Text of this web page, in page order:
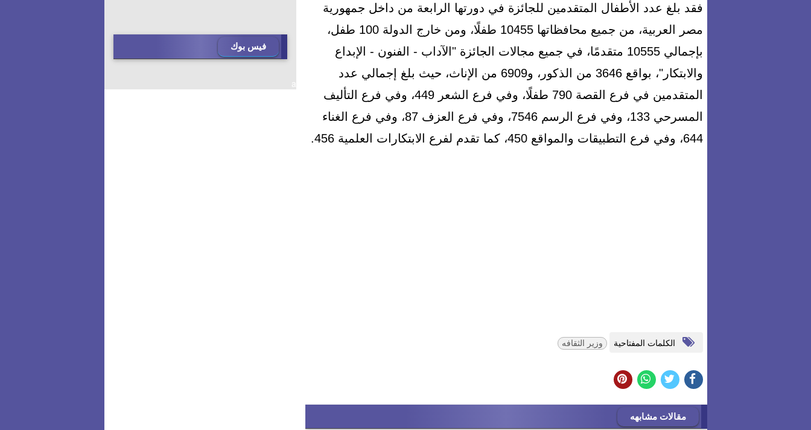
فقد بلغ عدد الأطفال المتقدمين للجائزة في دورتها الرابعة من داخل جمهورية
مصر العربية، من جميع محافظاتها 10455 طفلًا، ومن خارج الدولة 100 طفل،
بإجمالي 10555 متقدمًا، في جميع مجالات الجائزة "الآداب - الفنون - الإبداع
والابتكار"، بواقع 3646 من الذكور، و6909 من الإناث، حيث بلغ إجمالي عدد
المتقدمين في فرع القصة 790 طفلًا، وفي فرع الشعر 449، وفي فرع التأليف
المسرحي 133، وفي فرع الرسم 7546، وفي فرع العزف 87، وفي فرع الغناء
644، وفي فرع التطبيقات والمواقع 450، كما تقدم لفرع الابتكارات العلمية 456.
الكلمات المفتاحية وزير الثقافه
مقالات مشابهه
فيس بوك
a